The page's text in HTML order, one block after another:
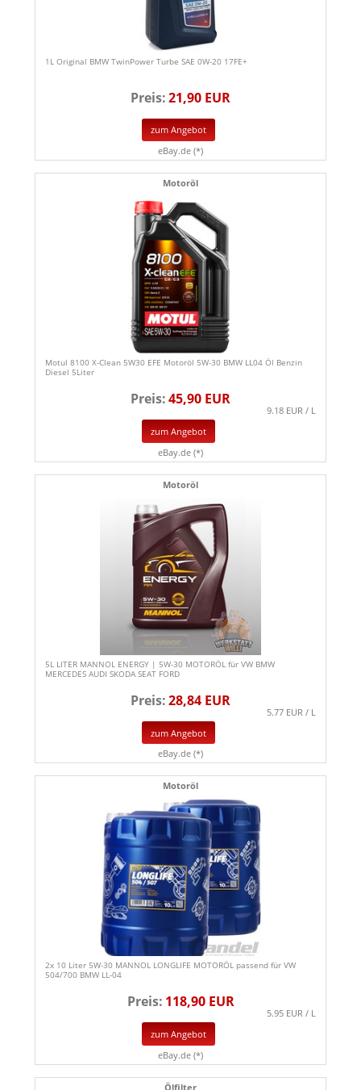
1L Original BMW TwinPower Turbe SAE 0W-20 17FE+
Preis:21,90 EUR
zum Angebot
eBay.de (*)
Motoröl
Motul 8100 X-Clean 5W30 EFE Motoröl 5W-30 BMW LL04 Öl Benzin
Diesel 5Liter
Preis:45,90 EUR
9.18 EUR / L
zum Angebot
eBay.de (*)
Motoröl
5L LITER MANNOL ENERGY | 5W-30 MOTORÖL für VW BMW
MERCEDES AUDI SKODA SEAT FORD
Preis:28,84 EUR
5.77 EUR / L
zum Angebot
eBay.de (*)
Motoröl
2x 10 Liter 5W-30 MANNOL LONGLIFE MOTORÖL passend für VW
504/700 BMW LL-04
Preis: 118,90 EUR
5.95 EUR / L
zum Angebot
eBay.de (*)
Ölfilter